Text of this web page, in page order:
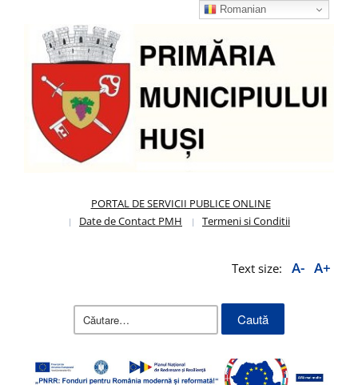
PORTAL DE SERVICII PUBLICE ONLINE
Date de Contact PMH
Termeni si Conditii
Text size: A- A+
Caută
Romanian